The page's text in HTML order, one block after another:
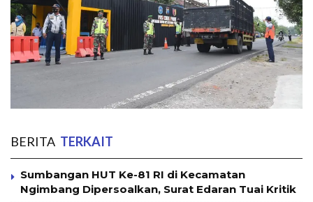
BERITA TERKAIT
Sumbangan HUT Ke-81 RI di Kecamatan
Ngimbang Dipersoalkan, Surat Edaran Tuai Kritik